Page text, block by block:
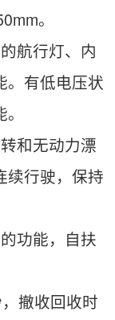
。
航行灯、内
。有低电压状
和无动力漂
续行驶，保持
功能，自扶
撤收回收时